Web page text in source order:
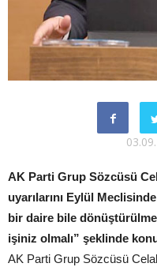
AK Parti Grup Sözcüsü
uyarılarını Eylül
bir daire bile
işiniz olmalı” şeklinde
AK Parti Grup Sözcüsü